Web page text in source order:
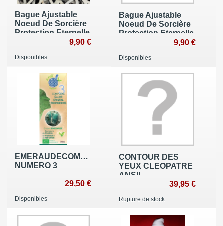
Bague Ajustable
Noeud De Sorcière
Protection Eternelle
9,90 €
Disponibles
Bague Ajustable
Noeud De Sorcière
Protection Eternelle
9,90 €
Disponibles
EMERAUDECOMPLEXE
NUMERO 3
29,50 €
Disponibles
CONTOUR DES
YEUX CLEOPATRE
ANSIL
39,95 €
Rupture de stock